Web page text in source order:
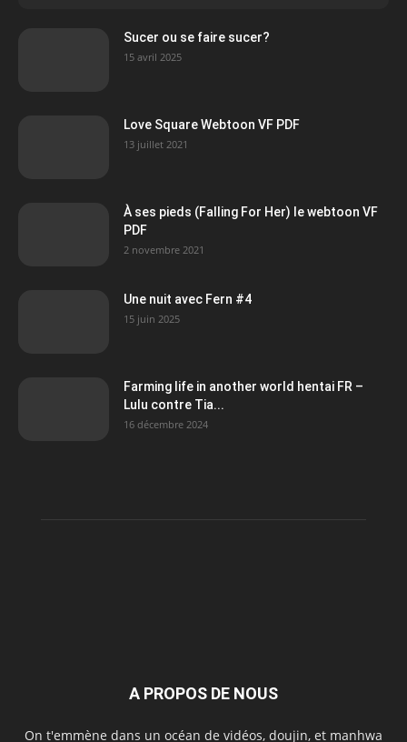
Sucer ou se faire sucer?
15 avril 2025
Love Square Webtoon VF PDF
13 juillet 2021
À ses pieds (Falling For Her) le webtoon VF
PDF
2 novembre 2021
Une nuit avec Fern #4
15 juin 2025
Farming life in another world hentai FR –
Lulu contre Tia...
16 décembre 2024
A PROPOS DE NOUS
On t'emmène dans un océan de vidéos, doujin, et manhwa